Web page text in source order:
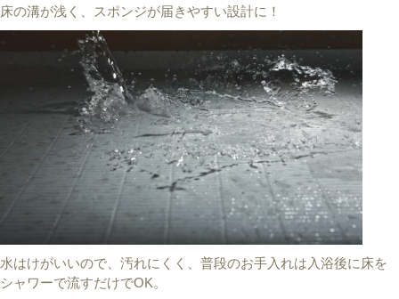
床の溝が浅く、スポンジが届きやすい設計に！
水はけがいいので、汚れにくく、普段のお手入れは入浴後に床を
シャワーで流すだけでOK。